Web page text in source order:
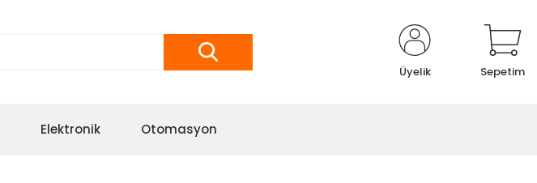
Üyelik Sepetim
Elektronik Otomasyon